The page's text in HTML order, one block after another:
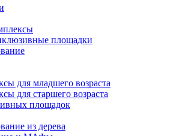
площадки
для младшего возраста
для старшего возраста
площадок
из дерева